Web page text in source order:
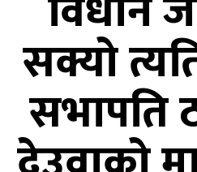
सक्यो
सभापति